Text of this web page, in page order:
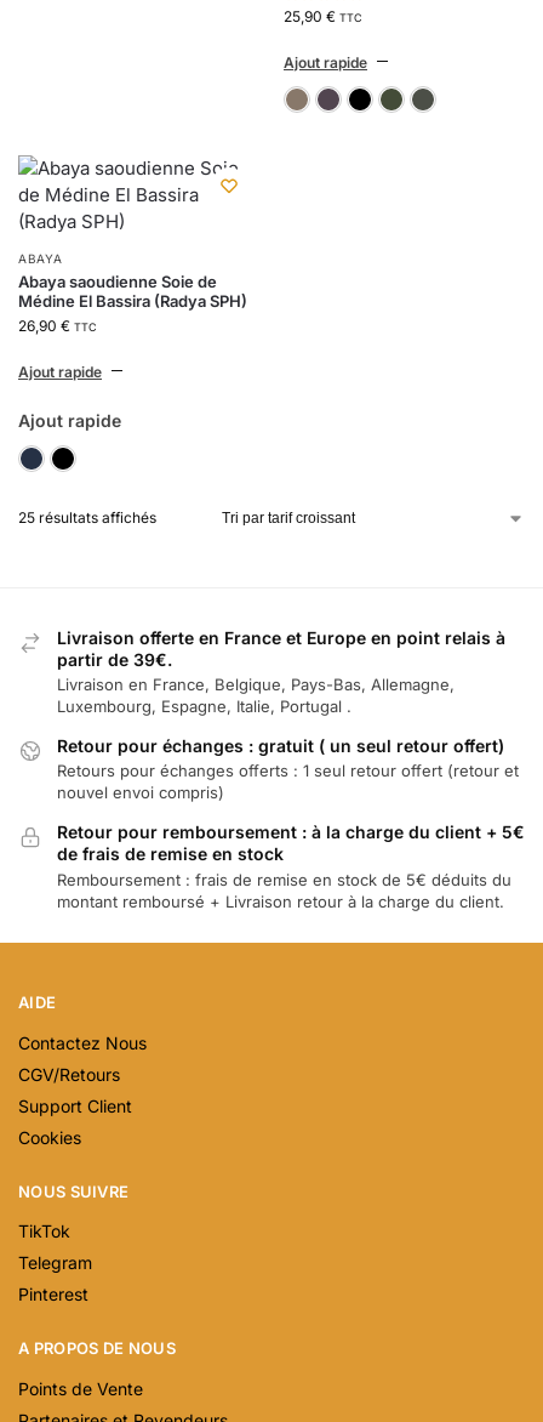
25,90 € TTC
Ajout rapide
11-taupe
ABAYA
Abaya saoudienne Soie de
Médine El Bassira (Radya SPH)
26,90 € TTC
Ajout rapide
Ajout rapide
25 résultats affichés
Livraison offerte en France et Europe en point relais à
partir de 39€.
Livraison en France, Belgique, Pays-Bas, Allemagne,
Luxembourg, Espagne, Italie, Portugal .
Retour pour échanges : gratuit ( un seul retour offert)
Retours pour échanges offerts : 1 seul retour offert (retour et
nouvel envoi compris)
Retour pour remboursement : à la charge du client + 5€
de frais de remise en stock
Remboursement : frais de remise en stock de 5€ déduits du
montant remboursé + Livraison retour à la charge du client.
AIDE
Contactez Nous
CGV/Retours
Support Client
Cookies
NOUS SUIVRE
TikTok
Telegram
Pinterest
A PROPOS DE NOUS
Points de Vente